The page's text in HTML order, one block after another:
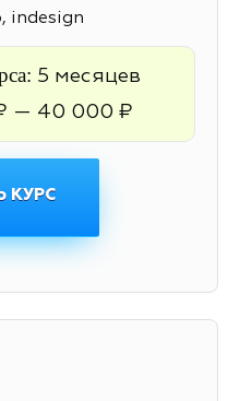
indesign
5 месяцев
— 40 000 ₽
КУРС